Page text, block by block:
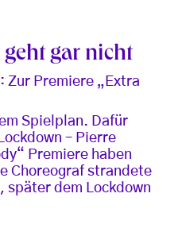
gar nicht
Zur Premiere „Extra
Spielplan. Dafür
– Pierre
Premiere haben
Choreograf strandete
dem Lockdown